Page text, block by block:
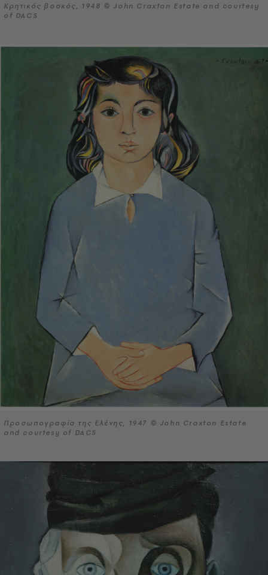
Κρητικός βοσκός, 1948 © John Craxton Estate and courtesy
of DACS
Προσωπογραφία της Ελένης, 1947 © John Craxton Estate
and courtesy of DACS